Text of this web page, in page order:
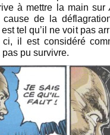
à mettre la main sur
cause de la
tel qu’il ne voit pas
il est considéré
pas pu survivre.